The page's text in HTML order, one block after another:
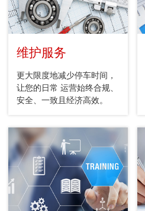
维护服务
更大限度地减少停车时间，
让您的日常 运营始终合规、
安全、一致且经济高效。